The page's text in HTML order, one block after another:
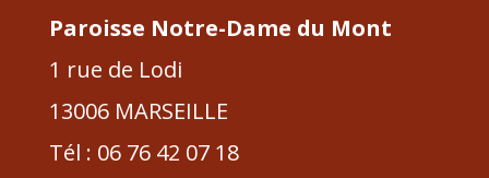
Paroisse Notre-Dame du Mont
1 rue de Lodi
13006 MARSEILLE
Tél : 06 76 42 07 18